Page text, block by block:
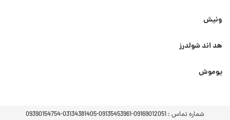
ونیش
هد اند شولدرز
یوموش
شماره تماس : 09169012051-09135453961-03134381405-09390154754